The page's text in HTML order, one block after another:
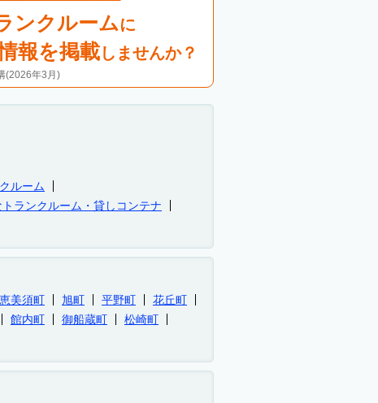
ンクルームに
報を掲載しませんか？
(2026年3月)
ルーム
ランクルーム・貸しコンテナ
恵美須町 旭町 平野町
花丘町
館内町 御船蔵町
松崎町